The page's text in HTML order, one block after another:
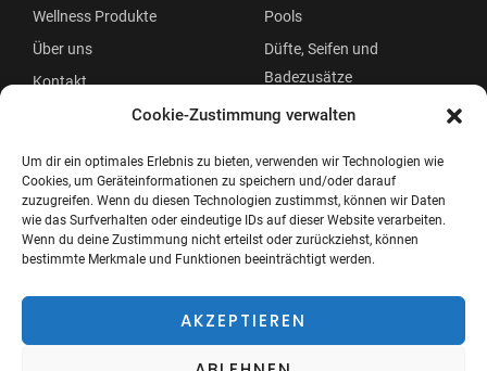
Cookie-Zustimmung verwalten
Um dir ein optimales Erlebnis zu bieten, verwenden wir Technologien wie
Cookies, um Geräteinformationen zu speichern und/oder darauf
zuzugreifen. Wenn du diesen Technologien zustimmst, können wir Daten
wie das Surfverhalten oder eindeutige IDs auf dieser Website verarbeiten.
Wenn du deine Zustimmung nicht erteilst oder zurückziehst, können
bestimmte Merkmale und Funktionen beeinträchtigt werden.
AKZEPTIEREN
Wellness Produkte
Über uns
Kontakt
Pools
Düfte, Seifen und
Badezusätze
Beauty
Menü